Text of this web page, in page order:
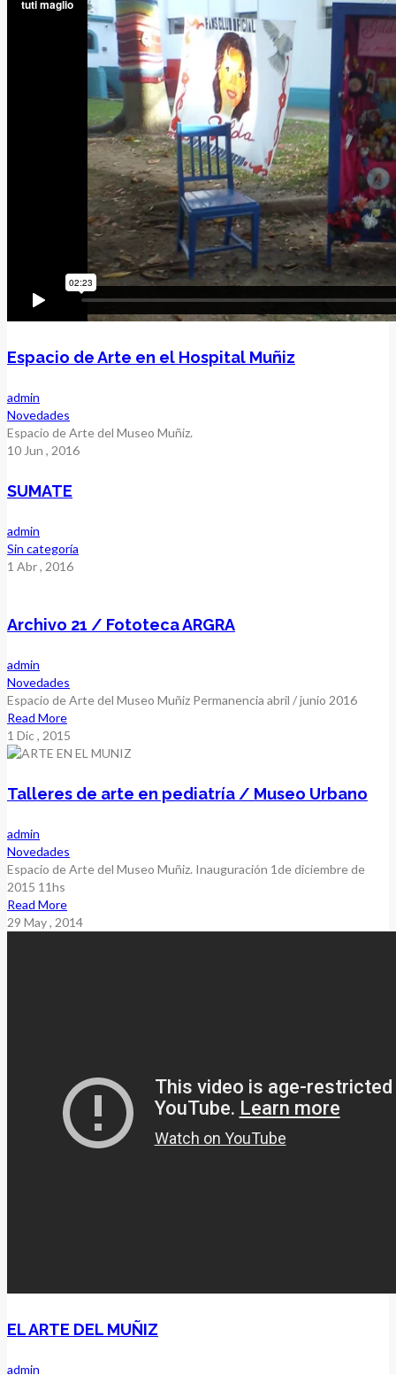
Espacio de Arte en el Hospital Muñiz
admin
Novedades
Espacio de Arte del Museo Muñiz.
10 Jun , 2016
SUMATE
admin
Sin categoría
1 Abr, 2016
Archivo 21 / Fototeca ARGRA
admin
Novedades
Espacio de Arte del Museo Muñiz Permanencia abril / junio 2016
Read More
1 Dic, 2015
Talleres de arte en pediatría / Museo Urbano
admin
Novedades
Espacio de Arte del Museo Muñiz. Inauguración 1de diciembre de
2015 11hs
Read More
29 May, 2014
EL ARTE DEL MUÑIZ
admin